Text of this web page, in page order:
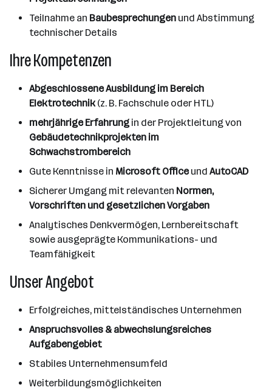
Teilnahme an Baubesprechungen und Abstimmung
technischer Details
Ihre Kompetenzen
Abgeschlossene Ausbildung im Bereich
Elektrotechnik(z. B. Fachschule oder HTL)
mehrjährige Erfahrung in der Projektleitung von
Gebäudetechnikprojekten im
Schwachstrombereich
Gute Kenntnisse in Microsoft Officeund AutoCAD
Sicherer Umgang mit relevanten Normen,
Vorschriften und gesetzlichen Vorgaben
Analytisches Denkvermögen, Lernbereitschaft
sowie ausgeprägte Kommunikations- und
Teamfähigkeit
Unser Angebot
Erfolgreiches, mittelständisches Unternehmen
Anspruchsvolles & abwechslungsreiches
Aufgabengebiet
Stabiles Unternehmensumfeld
Weiterbildungsmöglichkeiten